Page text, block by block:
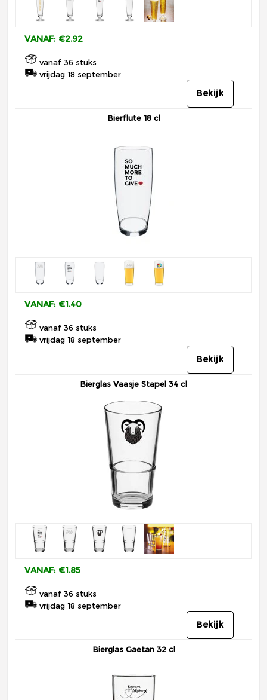
VANAF: €2.92
vanaf 36 stuks
vrijdag 18 september
Bekijk
Bierflute 18 cl
VANAF: €1.40
vanaf 36 stuks
vrijdag 18 september
Bekijk
Bierglas Vaasje Stapel 34 cl
VANAF: €1.85
vanaf 36 stuks
vrijdag 18 september
Bekijk
Bierglas Gaetan 32 cl